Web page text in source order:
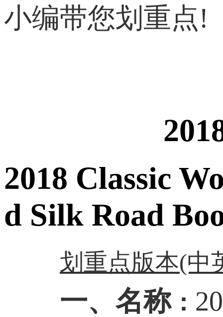
小编带您划重点!
2018 Classic
d Silk Road
划重点版本(中
一、名称：